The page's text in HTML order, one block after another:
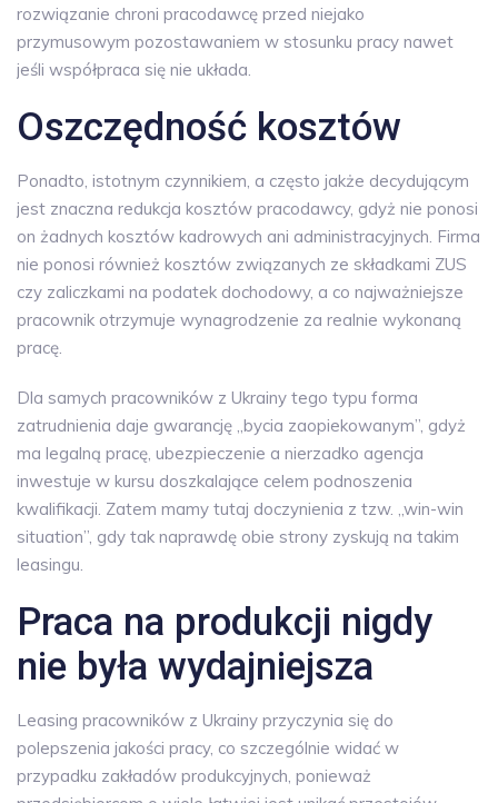
rozwiązanie chroni pracodawcę przed niejako
przymusowym pozostawaniem w stosunku pracy nawet
jeśli współpraca się nie układa.
Oszczędność kosztów
Ponadto, istotnym czynnikiem, a często jakże decydującym
jest znaczna redukcja kosztów pracodawcy, gdyż nie ponosi
on żadnych kosztów kadrowych ani administracyjnych. Firma
nie ponosi również kosztów związanych ze składkami ZUS
czy zaliczkami na podatek dochodowy, a co najważniejsze
pracownik otrzymuje wynagrodzenie za realnie wykonaną
pracę.
Dla samych pracowników z Ukrainy tego typu forma
zatrudnienia daje gwarancję „bycia zaopiekowanym”, gdyż
ma legalną pracę, ubezpieczenie a nierzadko agencja
inwestuje w kursu doszkalające celem podnoszenia
kwalifikacji. Zatem mamy tutaj doczynienia z tzw. „win-win
situation”, gdy tak naprawdę obie strony zyskują na takim
leasingu.
Praca na produkcji nigdy
nie była wydajniejsza
Leasing pracowników z Ukrainy przyczynia się do
polepszenia jakości pracy, co szczególnie widać w
przypadku zakładów produkcyjnych, ponieważ